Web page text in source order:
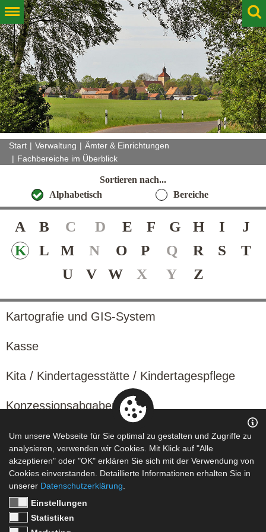
Start Verwaltung
Ämter & Einrichtungen
Fachbereiche im Überblick
Sortieren nach...
Alphabetisch
Bereiche
A B C D E F G H I
J
K
L M N O P Q R S
T
U
V W X Y Z
Kartografie und GIS-System
Kasse
Kita / Kindertagesstätte / Kindertagespflege
Konzessionsabgaben
Kosten- und Leistungsrechnung / KLR
Kultur
Um unsere Webseite für Sie optimal zu gestalten und Zugriffe zu
analysieren, verwenden wir Cookies. Mit Klick auf "Alle
akzeptieren" oder "OK" erklären Sie sich mit der Verwendung von
Cookies einverstanden. Detaillierte Informationen erhalten Sie in
unserer Datenschutzerklärung
Einstellungen
Statistiken